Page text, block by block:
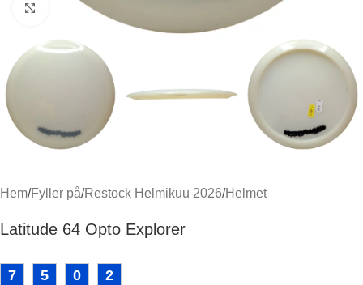
Klicka för att förstora
Hem/Fyller på/Restock Helmikuu 2026/Helmet
Latitude 64 Opto Explorer
7 5 0 2